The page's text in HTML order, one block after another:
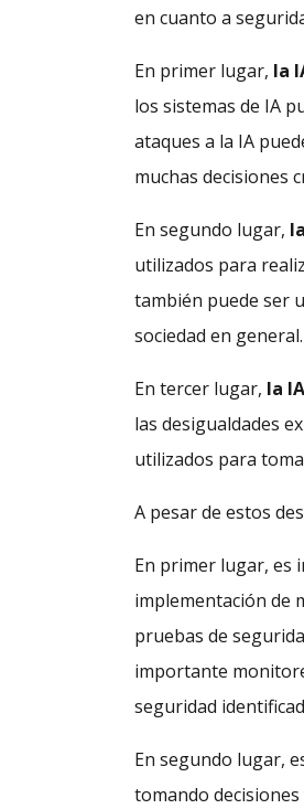
en cuanto a
En primer lugar, la
los sistemas de IA
ataques a la IA
muchas decisiones
En segundo lugar,
utilizados para
también puede ser
sociedad en general.
En tercer lugar, la
las desigualdades
utilizados para
A pesar de estos
En primer lugar, es
implementación de
pruebas de
importante
seguridad
En segundo lugar,
tomando